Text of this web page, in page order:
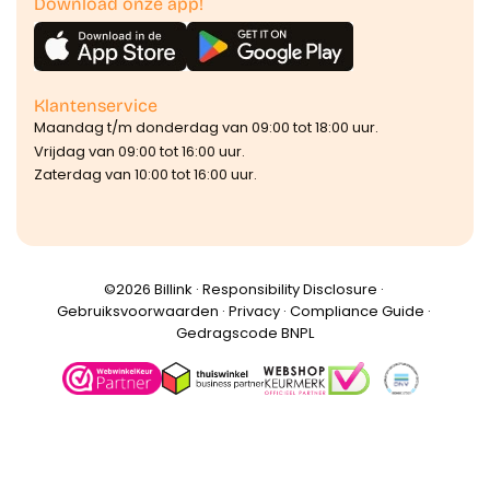
Klantenservice
Maandag t/m donderdag van 09:00 tot 18:00 uur.
Vrijdag van 09:00 tot 16:00 uur.
Zaterdag van 10:00 tot 16:00 uur.
©️2026 Billink · Responsibility Disclosure ·
Gebruiksvoorwaarden · Privacy· Compliance Guide ·
Gedragscode BNPL